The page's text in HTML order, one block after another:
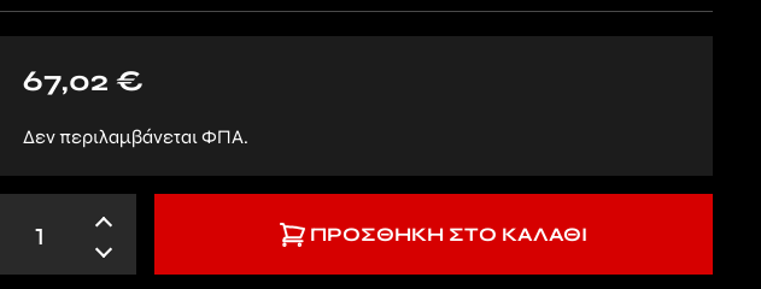
67,02€
Δεν περιλαμβάνεται ΦΠΑ.
ΠΡΟΣΘΉΚΗ ΣΤΟ ΚΑΛΆΘΙ